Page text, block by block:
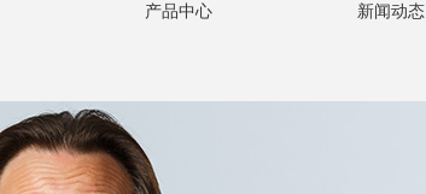
产品中心 新闻动态